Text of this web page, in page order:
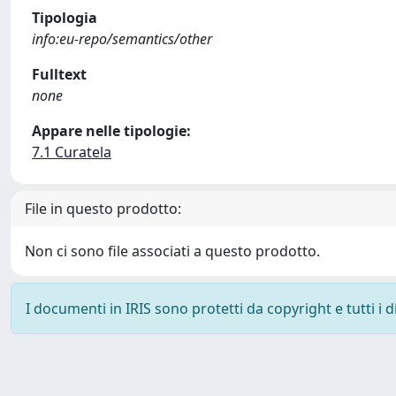
Tipologia
info:eu-repo/semantics/other
Fulltext
none
Appare nelle tipologie:
7.1 Curatela
File in questo prodotto:
Non ci sono file associati a questo prodotto.
I documenti in IRIS sono protetti da copyright e tutti i